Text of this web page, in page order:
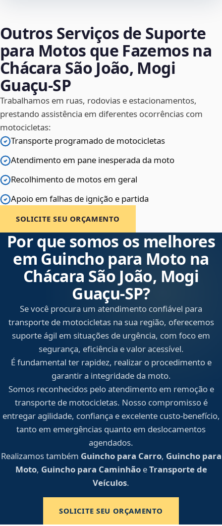
Outros Serviços de Suporte
para Motos que Fazemos na
Chácara São João, Mogi
Guaçu‑SP
Trabalhamos em ruas, rodovias e estacionamentos,
prestando assistência em diferentes ocorrências com
motocicletas:
Transporte programado de motocicletas
Atendimento em pane inesperada da moto
Recolhimento de motos em geral
Apoio em falhas de ignição e partida
SOLICITE SEU ORÇAMENTO
Por que somos os melhores
em Guincho para Moto na
Chácara São João, Mogi
Guaçu‑SP?
Se você procura um atendimento confiável para
transporte de motocicletas na sua região, oferecemos
suporte ágil em situações de urgência, com foco em
segurança, eficiência e valor acessível.
É fundamental ter rapidez, realizar o procedimento e
garantir a integridade da moto.
Somos reconhecidos pelo atendimento em remoção e
transporte de motocicletas. Nosso compromisso é
entregar agilidade, confiança e excelente custo-benefício,
tanto em emergências quanto em deslocamentos
agendados.
Realizamos também Guincho para Carro, Guincho para
Moto, Guincho para CaminhãoeTransporte de
Veículos.
SOLICITE SEU ORÇAMENTO